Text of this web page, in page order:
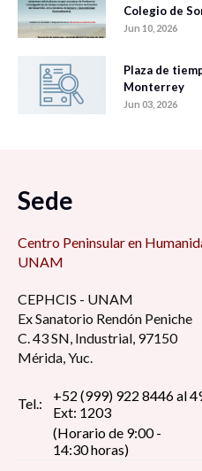
Colegio de
Jun 10, 2026
Plaza de
Monterrey
Jun 03, 2026
Sede
Centro Peninsular en
UNAM
CEPHCIS - UNAM
Ex Sanatorio Rendón Peniche
C. 43 SN, Industrial, 97150
Mérida, Yuc.
Tel.:
+52 (999) 922 8446 al
Ext: 1203
(Horario de 9:00 -
14:30 horas)